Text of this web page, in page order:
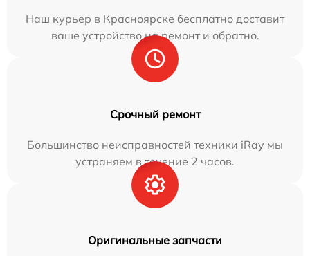
Наш курьер в Красноярске бесплатно доставит
ваше устройство на ремонт и обратно.
Срочный ремонт
Большинство неисправностей техники iRay мы
устраняем в течение 2 часов.
Оригинальные запчасти